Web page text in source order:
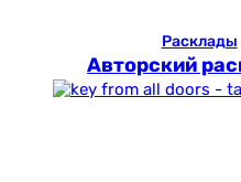
Расклады
Авторский